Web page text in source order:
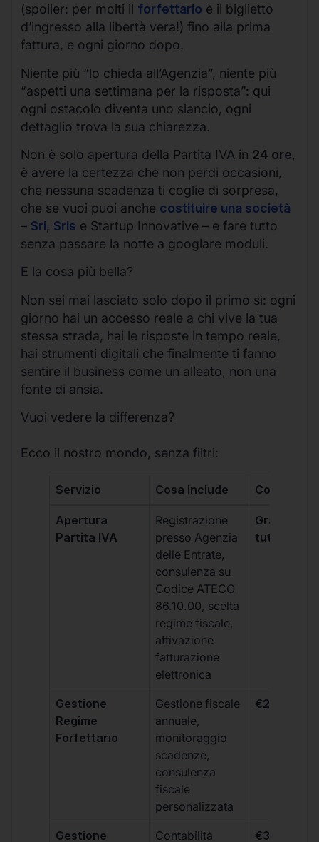
(spoiler: per molti il forfettario è il biglietto
d’ingresso alla libertà vera!) fino alla prima
fattura, e ogni giorno dopo.
Niente più “lo chieda all’Agenzia”, niente più
“aspetti una settimana per la risposta”: qui
ogni ostacolo diventa uno slancio, ogni
dettaglio trova la sua chiarezza.
Non è solo apertura della Partita IVA in 24 ore,
è avere la certezza che non perdi occasioni,
che nessuna scadenza ti coglie di sorpresa,
che se vuoi puoi anche costituire una società
– Srl, Srls e Startup Innovative – e fare tutto
senza passare la notte a googlare moduli.
E la cosa più bella?
Non sei mai lasciato solo dopo il primo sì: ogni
giorno hai un accesso reale a chi vive la tua
stessa strada, hai le risposte in tempo reale,
hai strumenti digitali che finalmente ti fanno
sentire il business come un alleato, non una
fonte di ansia.
Vuoi vedere la differenza?
Ecco il nostro mondo, senza filtri:
Servizio Cosa Include Costo
Apertura
Partita IVA
Registrazione
presso Agenzia
delle Entrate,
consulenza su
Codice ATECO
86.10.00, scelta
regime fiscale,
attivazione
fatturazione
elettronica
Gratis,
tutti i piani
Gestione
Regime
Forfettario
Gestione fiscale
annuale,
monitoraggio
scadenze,
consulenza
fiscale
personalizzata
€264 +
Gestione
Contabilità
€333 +